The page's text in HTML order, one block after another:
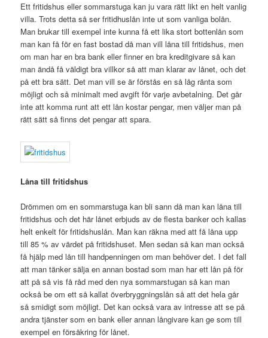
Ett fritidshus eller sommarstuga kan ju vara rätt likt en helt vanlig
villa. Trots detta så ser fritidhuslån inte ut som vanliga bolån.
Man brukar till exempel inte kunna få ett lika stort bottenlån som
man kan få för en fast bostad då man vill låna till fritidshus, men
om man har en bra bank eller finner en bra kreditgivare så kan
man ändå få väldigt bra villkor så att man klarar av lånet, och det
på ett bra sätt. Det man vill se är förstås en så låg ränta som
möjligt och så minimalt med avgift för varje avbetalning. Det går
inte att komma runt att ett lån kostar pengar, men väljer man på
rätt sätt så finns det pengar att spara.
Låna till fritidshus
Drömmen om en sommarstuga kan bli sann då man kan låna till
fritidshus och det här lånet erbjuds av de flesta banker och kallas
helt enkelt för fritidshuslån. Man kan räkna med att få låna upp
till 85 % av värdet på fritidshuset. Men sedan så kan man också
få hjälp med lån till handpenningen om man behöver det. I det fall
att man tänker sälja en annan bostad som man har ett lån på för
att på så vis få råd med den nya sommarstugan så kan man
också be om ett så kallat överbryggningslån så att det hela går
så smidigt som möjligt. Det kan också vara av intresse att se på
andra tjänster som en bank eller annan långivare kan ge som till
exempel en försäkring för lånet.